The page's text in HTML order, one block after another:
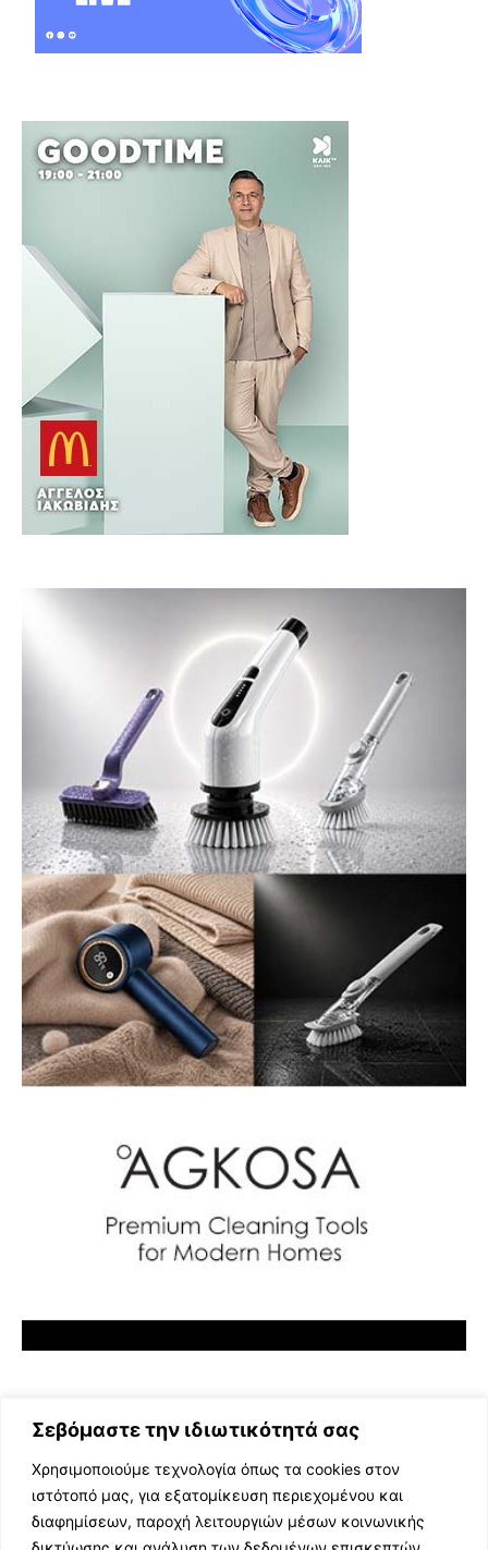
Σεβόμαστε την ιδιωτικότητά σας
Χρησιμοποιούμε τεχνολογία όπως τα cookies στον
ιστότοπό μας, για εξατομίκευση περιεχομένου και
διαφημίσεων, παροχή λειτουργιών μέσων κοινωνικής
ΕΛΛΗΝΙΚΗ ΜΟΥΣΙΚΗ